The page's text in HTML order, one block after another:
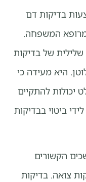
בדיקות דם
המשפחה.
של בדיקות
היא מעידה כי
להתקיים
ביטוי בבדיקות
הקשורים
צואה. בדיקות